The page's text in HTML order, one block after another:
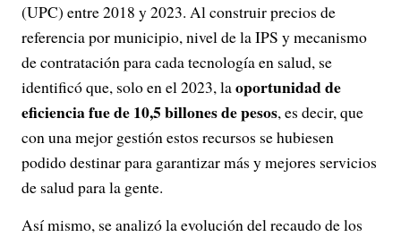
(UPC) entre 2018 y 2023. Al construir precios de
referencia por municipio, nivel de la IPS y mecanismo
de contratación para cada tecnología en salud, se
identificó que, solo en el 2023, laoportunidad de
eficiencia fue de 10,5 billones de pesos, es decir, que
con una mejor gestión estos recursos se hubiesen
podido destinar para garantizar más y mejores servicios
de salud para la gente.
Así mismo, se analizó la evolución del recaudo de los